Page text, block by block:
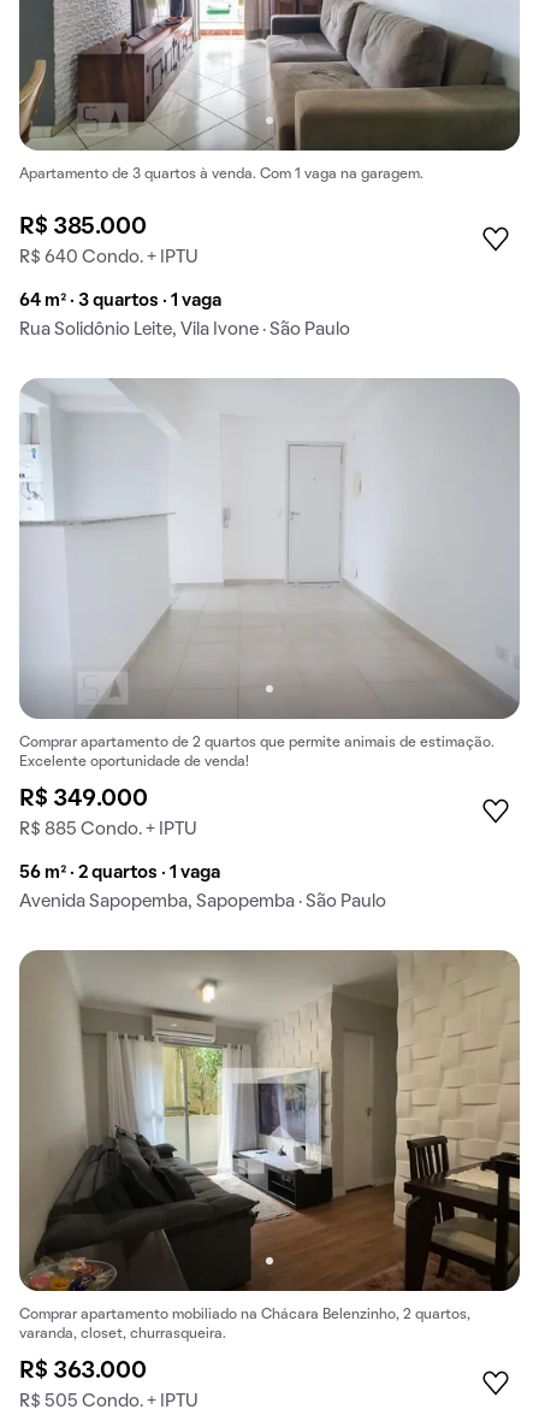
Apartamento de 3 quartos à venda. Com 1 vaga na garagem.
R$ 385.000
R$ 640 Condo. + IPTU
64 m² · 3 quartos · 1 vaga
Rua Solidônio Leite, Vila Ivone · São Paulo
Comprar apartamento de 2 quartos que permite animais de estimação.
Excelente oportunidade de venda!
R$ 349.000
R$ 885 Condo. + IPTU
56 m² · 2 quartos · 1 vaga
Avenida Sapopemba, Sapopemba · São Paulo
Comprar apartamento mobiliado na Chácara Belenzinho, 2 quartos,
varanda, closet, churrasqueira.
R$ 363.000
R$ 505 Condo. + IPTU